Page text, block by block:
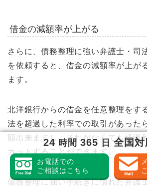
借金の減額率が上がる
さらに、債務整理に強い弁護士・司
を依頼すると、借金の減額率が上が
ます。
北洋銀行からの借金を任意整理をす
法を超過した利率での取引があった
額出来ますし、それがなくても経過
カットすることができます。
債務整理に強い手続きに慣れた弁護
24時間365 日全国
お電話での
ご相談はこちら